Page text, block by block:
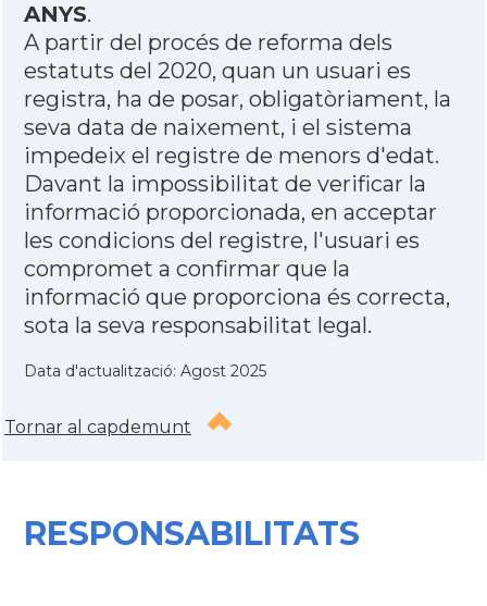
ANYS.
A partir del procés de reforma dels
estatuts del 2020, quan un usuari es
registra, ha de posar, obligatòriament, la
seva data de naixement, i el sistema
impedeix el registre de menors d'edat.
Davant la impossibilitat de verificar la
informació proporcionada, en acceptar
les condicions del registre, l'usuari es
compromet a confirmar que la
informació que proporciona és correcta,
sota la seva responsabilitat legal.
Data d'actualització: Agost 2025
Tornar al capdemunt
RESPONSABILITATS